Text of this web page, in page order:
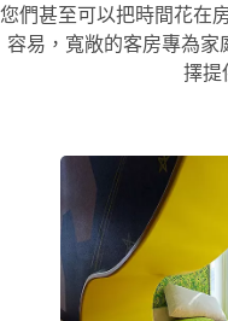
您們甚至可以把時間花在
容易，寬敞的客房專為
擇提